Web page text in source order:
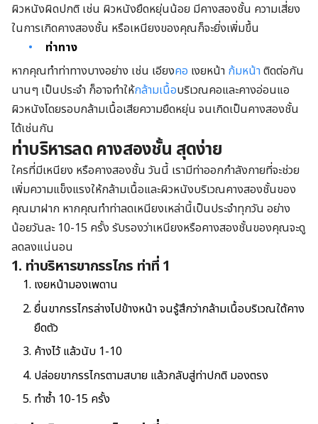
ผิวหนังผิดปกติ เช่น ผิวหนังยืดหยุ่นน้อย มีคางสองชั้น ความเสี่ยง
ในการเกิดคางสองชั้น หรือเหนียงของคุณก็จะยิ่งเพิ่มขึ้น
ท่าทาง
หากคุณทำท่าทางบางอย่าง เช่น เอียงคอ เงยหน้า ก้มหน้าติดต่อกัน
นานๆ เป็นประจำ ก็อาจทำให้กล้ามเนื้อบริเวณคอและคางอ่อนแอ
ผิวหนังโดยรอบกล้ามเนื้อเสียความยืดหยุ่น จนเกิดเป็นคางสองชั้น
ได้เช่นกัน
ท่าบริหารลด คางสองชั้น สุดง่าย
ใครที่มีเหนียง หรือคางสองชั้น วันนี้ เรามีท่าออกกำลังกายที่จะช่วย
เพิ่มความแข็งแรงให้กล้ามเนื้อและผิวหนังบริเวณคางสองชั้นของ
คุณมาฝาก หากคุณทำท่าลดเหนียงเหล่านี้เป็นประจำทุกวัน อย่าง
น้อยวันละ 10-15 ครั้ง รับรองว่าเหนียงหรือคางสองชั้นของคุณจะดู
ลดลงแน่นอน
1. ท่าบริหารขากรรไกร ท่าที่ 1
เงยหน้ามองเพดาน
ยื่นขากรรไกรล่างไปข้างหน้า จนรู้สึกว่ากล้ามเนื้อบริเวณใต้คาง
ยืดตัว
ค้างไว้ แล้วนับ 1-10
ปล่อยขากรรไกรตามสบาย แล้วกลับสู่ท่าปกติ มองตรง
ทำซ้ำ 10-15 ครั้ง